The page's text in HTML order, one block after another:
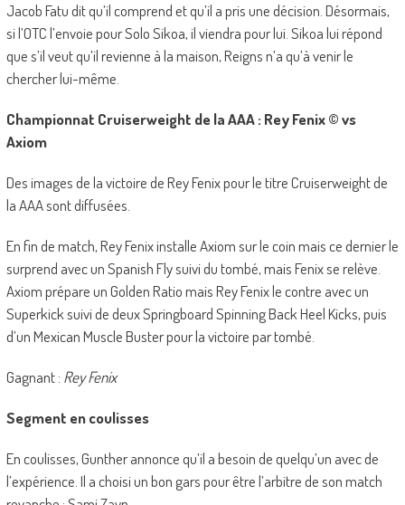
Jacob Fatu dit qu’il comprend et qu’il a pris une décision. Désormais,
si l’OTC l’envoie pour Solo Sikoa, il viendra pour lui. Sikoa lui répond
que s’il veut qu’il revienne à la maison, Reigns n’a qu’à venir le
chercher lui-même.
Championnat Cruiserweight de la AAA : Rey Fenix © vs
Axiom
Des images de la victoire de Rey Fenix pour le titre Cruiserweight de
la AAA sont diffusées.
En fin de match, Rey Fenix installe Axiom sur le coin mais ce dernier le
surprend avec un Spanish Fly suivi du tombé, mais Fenix se relève.
Axiom prépare un Golden Ratio mais Rey Fenix le contre avec un
Superkick suivi de deux Springboard Spinning Back Heel Kicks, puis
d’un Mexican Muscle Buster pour la victoire par tombé.
Gagnant : Rey Fenix
Segment en coulisses
En coulisses, Gunther annonce qu’il a besoin de quelqu’un avec de
l’expérience. Il a choisi un bon gars pour être l’arbitre de son match